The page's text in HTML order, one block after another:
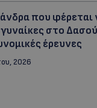
άνδρα που φέρεται
στο
έρευνες
2026